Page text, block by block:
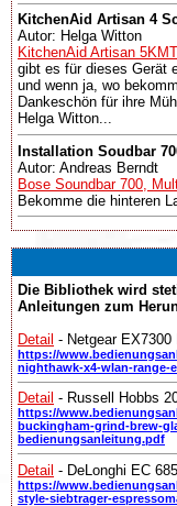
KitchenAid Artisan 4
Autor: Helga Witton
KitchenAid Artisan
gibt es für dieses Gerät
und wenn ja, wo
Dankeschön für ihre
Helga Witton...
Installation Soudbar
Autor: Andreas Berndt
Bose Soundbar 700,
Bekomme die hinteren
Die Bibliothek wird
Anleitungen zum
Detail - Netgear EX7300
https://
nighthawk-x4-wlan-range-
Detail - Russell Hobbs
https://
buckingham-grind-brew-
bedienungsanleitung.pdf
Detail - DeLonghi EC
https://
style-siebtrager-